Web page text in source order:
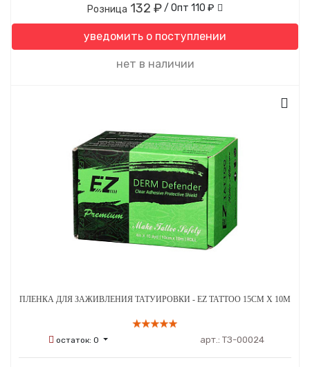
Розница 132 ₽/ Опт 110 ₽
уведомить о поступлении
нет в наличии
ПЛЕНКА ДЛЯ ЗАЖИВЛЕНИЯ ТАТУИРОВКИ - EZ TATTOO 15СМ Х 10М
остаток: 0 арт.: ТЗ-00024